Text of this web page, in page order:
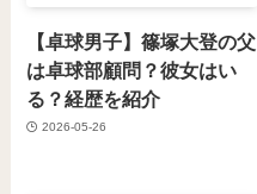
【卓球男子】篠塚大登の父
は卓球部顧問？彼女はい
る？経歴を紹介
2026-05-26